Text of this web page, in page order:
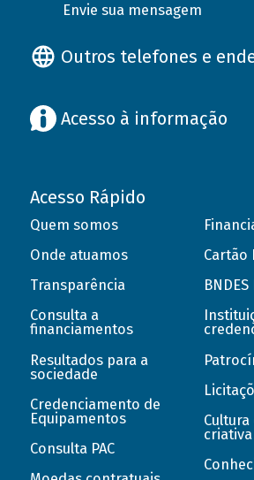
Envie sua mensagem
Outros telefones e
Acesso à informação
Acesso Rápido
Quem somos
Onde atuamos
Transparência
Consulta a
financiamentos
Resultados para a
sociedade
Credenciamento de
Equipamentos
Consulta PAC
Cartão
criativa